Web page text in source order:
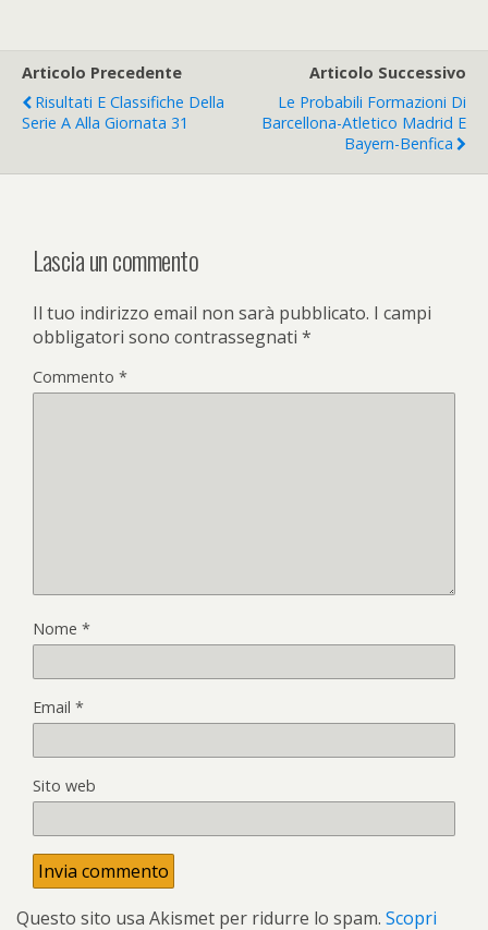
Articolo Precedente
Risultati E Classifiche Della
Serie A Alla Giornata 31
Articolo Successivo
Le Probabili Formazioni Di
Barcellona-Atletico Madrid E
Bayern-Benfica
Lascia un commento
Il tuo indirizzo email non sarà pubblicato. I campi
obbligatori sono contrassegnati *
Commento *
Nome *
Email *
Sito web
Questo sito usa Akismet per ridurre lo spam. Scopri